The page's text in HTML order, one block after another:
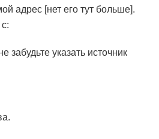
адрес [нет его тут больше].
забудьте указать источник